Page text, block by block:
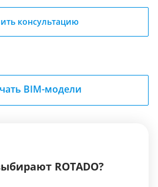
консультацию
BIM-модели
ROTADO?